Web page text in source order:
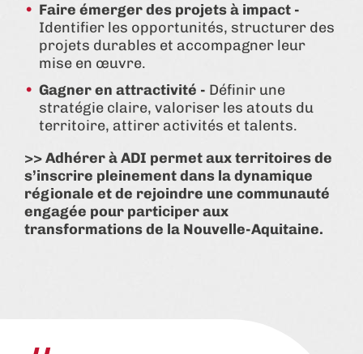
Faire émerger des projets à impact -
Identifier les opportunités, structurer des
projets durables et accompagner leur
mise en œuvre.
Gagner en attractivité - Définir une
stratégie claire, valoriser les atouts du
territoire, attirer activités et talents.
>> Adhérer à ADI permet aux territoires de
s’inscrire pleinement dans la dynamique
régionale et de rejoindre une communauté
engagée pour participer aux
transformations de la Nouvelle-Aquitaine.